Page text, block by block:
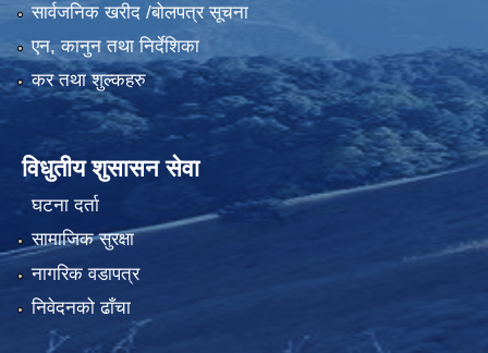
सार्वजनिक खरीद /बोलपत्र सूचना
एन, कानुन तथा निर्देशिका
कर तथा शुल्कहरु
विधुतीय शुसासन सेवा
घटना दर्ता
सामाजिक सुरक्षा
नागरिक वडापत्र
निवेदनको ढाँचा